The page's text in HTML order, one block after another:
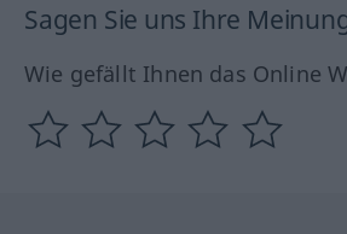
Sagen Sie uns Ihre
Wie gefällt Ihnen das Online